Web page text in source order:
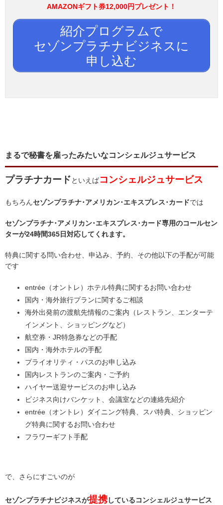
AMAZONギフト券12,000円プレゼント！
紹介プログラムで
セゾンプラチナビジネスに
申し込む
まるで秘書を雇ったみたいなコンシェルジュサービス
プラチナカードといえばコンシェルジュサービス
もちろんセゾンプラチナ･アメリカン･エキスプレス･カードでは
セゾンプラチナ･アメリカン･エキスプレス･カード専用のコールセン
ターが24時間365日対応してくれます。
特典に関する問い合わせ、申込み、予約、その他以下の手配が可能
です
entrée（オントレ）ホテル特典に関するお問い合わせ
国内・海外旅行プランに関するご相談
海外出発前の渡航先情報のご案内（レストラン、エンターテ
インメント、ショッピングなど）
航空券・JR特急券などの手配
国内・海外ホテルの手配
プライオリティ・パスのお申し込み
国内レストランのご案内・ご予約
ハイヤー送迎サービスのお申し込み
ビジネス向けバンケット、会議室などの連絡先紹介
entrée（オントレ）ダイニング特典、スパ特典、ショッピン
グ特典に関するお問い合わせ
フラワーギフト手配
で、さらにすごいのが
セゾンプラチナビジネスが提携しているコンシェルジュサービス